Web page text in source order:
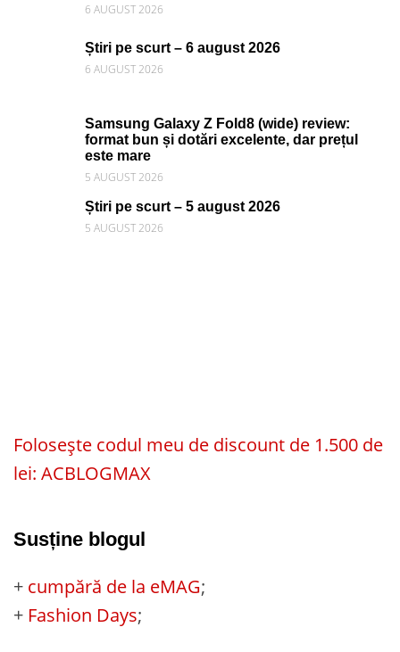
6 AUGUST 2026
Știri pe scurt – 6 august 2026
6 AUGUST 2026
Samsung Galaxy Z Fold8 (wide) review:
format bun și dotări excelente, dar prețul
este mare
5 AUGUST 2026
Știri pe scurt – 5 august 2026
5 AUGUST 2026
Folosește codul meu de discount de 1.500 de
lei: ACBLOGMAX
Susține blogul
+ cumpără de la eMAG;
+ Fashion Days;